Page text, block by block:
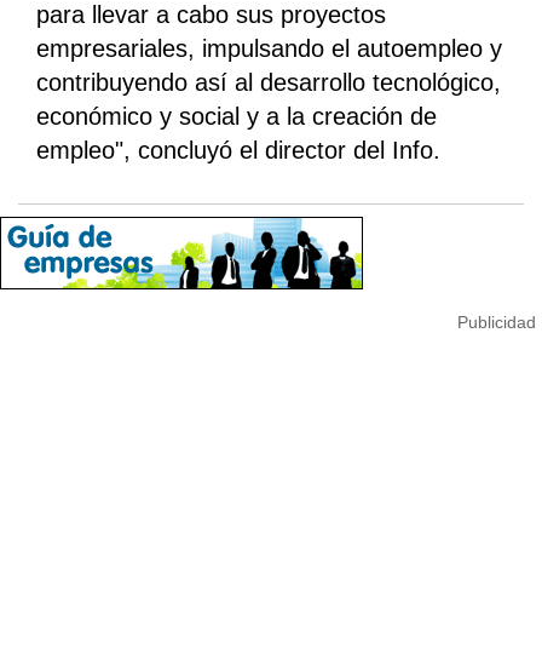
para llevar a cabo sus proyectos
empresariales, impulsando el autoempleo y
contribuyendo así al desarrollo tecnológico,
económico y social y a la creación de
empleo", concluyó el director del Info.